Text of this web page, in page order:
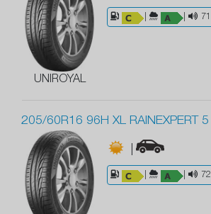
UNIROYAL
71
205/60R16 96H XL RAINEXPERT 5
|
72